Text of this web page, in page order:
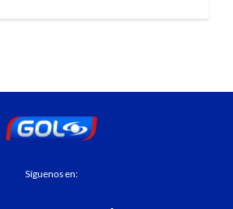
Síguenos en: